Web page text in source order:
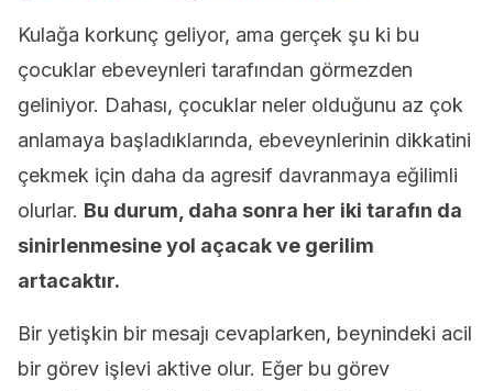
Kulağa korkunç geliyor, ama gerçek şu ki bu
çocuklar ebeveynleri tarafından görmezden
geliniyor. Dahası, çocuklar neler olduğunu az çok
anlamaya başladıklarında, ebeveynlerinin dikkatini
çekmek için daha da agresif davranmaya eğilimli
olurlar. Bu durum, daha sonra her iki tarafın da
sinirlenmesine yol açacak ve gerilim
artacaktır.
Bir yetişkin bir mesajı cevaplarken, beynindeki acil
bir görev işlevi aktive olur. Eğer bu görev